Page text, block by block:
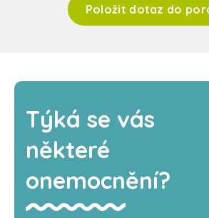
Položit dotaz do
Týká se vás
některé
onemocnění?